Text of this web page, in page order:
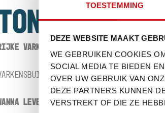
TOESTEMMING
DEZE WEBSITE MAAKT
WE GEBRUIKEN COOKIES
SOCIAL MEDIA TE BIEDEN
OVER UW GEBRUIK VAN
DEZE PARTNERS KUNNEN
VERSTREKT OF DIE ZE
VARKENSBOUILLON. RIJK AF.
SHIITAKE, ZWARTE
LEVEL UP?ADD OTEMBA SPICY OIL